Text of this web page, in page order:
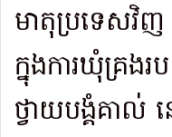
មាតុប្រទេសវិ
ក្នុងការឃុំគ្រ
ថ្វាយបង្គំគាល់